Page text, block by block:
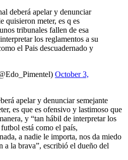
deberá apelar y denunciar
quisieron meter, es q es
tribunales fallen de esa
los reglamentos a su
el Pais descuadernado y
October 3,
apelar y denunciar semejante
es que es ofensivo y lastimoso que
y “tan hábil de interpretar los
está como el país,
a nadie le importa, nos da miedo
a la brava”, escribió el dueño del